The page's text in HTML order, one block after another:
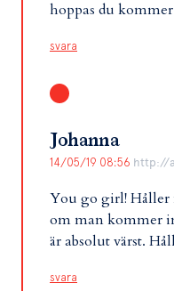
hoppas du
svara
Johanna
14/05/19 08:56 http://
You go girl! Håller
om man kommer
är absolut värst.
svara